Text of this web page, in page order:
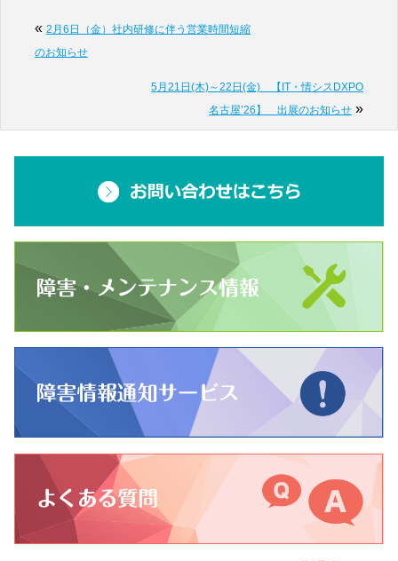
« 2月6日（金）社内研修に伴う営業時間短縮
のお知らせ
5月21日(木)～22日(金) 【IT・情シスDXPO
名古屋’26】 出展のお知らせ »